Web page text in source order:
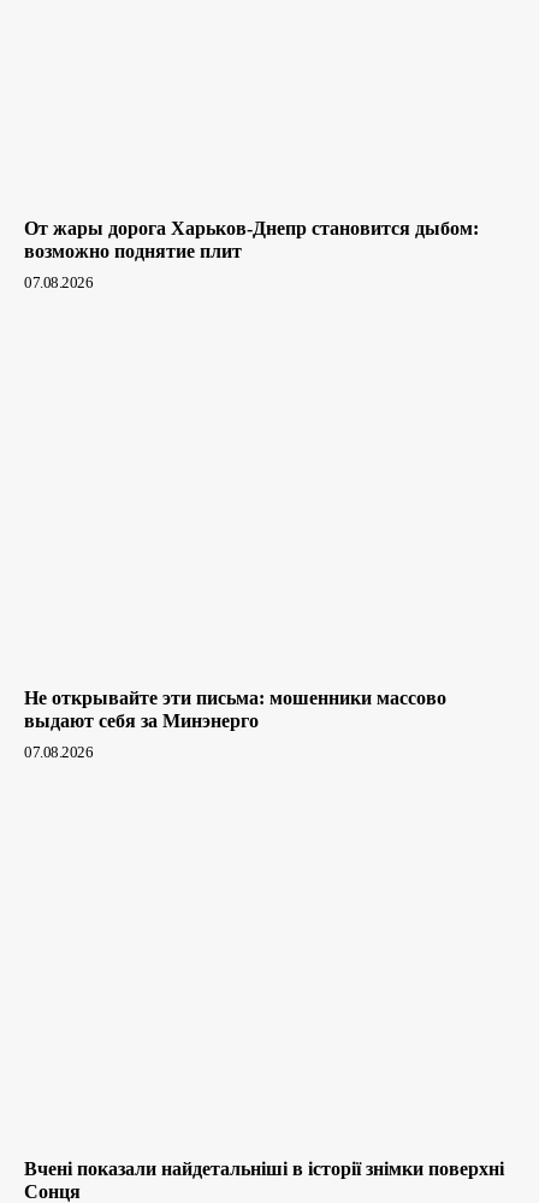
От жары дорога Харьков-Днепр становится дыбом:
возможно поднятие плит
07.08.2026
Не открывайте эти письма: мошенники массово
выдают себя за Минэнерго
07.08.2026
Вчені показали найдетальніші в історії знімки поверхні
Сонця